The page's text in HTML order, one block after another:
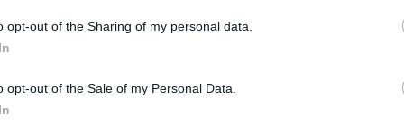
opt-out of the Sharing of my personal data.
opt-out of the Sale of my Personal Data.
του θανάτου του από τον υπουργό Άμυνας του
πρωθυπουργό δημοσίευσε
μια
διατάζει την εξόντωση ανώτερων